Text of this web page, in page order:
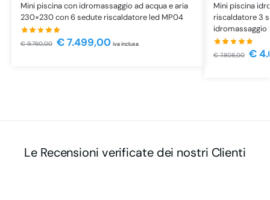
Mini piscina con idromassaggio ad acqua e aria
230×230 con 6 sedute riscaldatore led MP04
€9.760,00 €7.499,00 iva inclusa
Mini piscina
riscaldatore 3
idromassaggio
€7.808,00 €
Le Recensioni verificate dei nostri Clienti